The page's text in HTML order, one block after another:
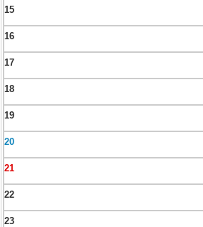
15
16
17
18
19
20
21
22
23